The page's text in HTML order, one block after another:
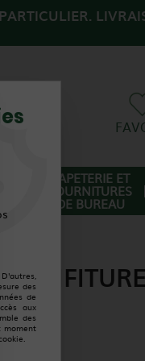
PAPETERIE ET
FOURNITURES
DE BUREAU
des
de
aux
des
moment